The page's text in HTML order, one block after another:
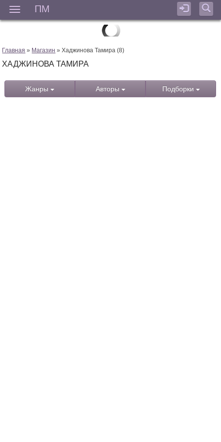
ПМ
Главная » Магазин » Хаджинова Тамира (8)
ХАДЖИНОВА ТАМИРА
Жанры Авторы Подборки